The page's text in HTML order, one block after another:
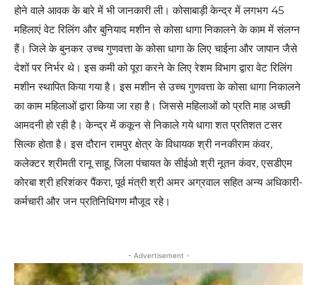
होने वाले आवक के बारे में भी जानकारी ली। कोसाबाड़ी केन्द्र में लगभग 45
महिलाएं वेट रिलिंग और बुनियाद मशीन से कोसा धागा निकालने के काम में संलग्न
हैं। जिले के बुनकर उच्च गुणवत्ता के कोसा धागा के लिए चाईना और जापान जैसे
देशों पर निर्भर थे। इस कमी को पूरा करने के लिए रेशम विभाग द्वारा वेट रिलिंग
मशीन स्थापित किया गया है। इस मशीन से उच्च गुणवत्ता के कोसा धागा निकालने
का काम महिलाओं द्वारा किया जा रहा है। जिससे महिलाओं को प्रति माह अच्छी
आमदनी हो रही है। केन्द्र में ककून से निकाले गये धागा शत प्रतिशत टसर
सिल्क होता है। इस दौरान रामपुर क्षेत्र के विधायक श्री ननकीराम कंवर,
कलेक्टर श्रीमती रानू साहू, जिला पंचायत के सीईओ श्री नूतन कंवर, एसडीएम
कोरबा श्री हरिशंकर पैंकरा, पूर्व मंत्री श्री अमर अग्रवाल सहित अन्य अधिकारी-
कर्मचारी और जन प्रतिनिधिगण मौजूद रहे।
- Advertisement -